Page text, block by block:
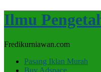
Ilmu
Fredikurniawan.com
Pasang Iklan Murah
Buy Adspace